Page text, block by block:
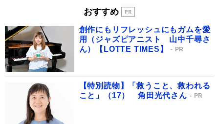
おすすめ
創作にもリフレッシュにもガムを愛
用（ジャズピアニスト 山中千尋さ
ん）【LOTTE TIMES】
PR
【特別読物】「救うこと、救われる
こと」（17） 角田光代さん
PR